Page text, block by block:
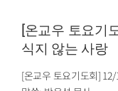
[온교우 토요기
식지 않는 사랑
[온교우 토요기도회]